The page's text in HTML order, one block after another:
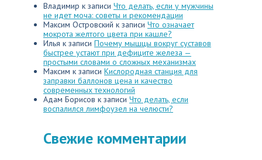
Владимир к записи Что делать, если у мужчины
не идет моча: советы и рекомендации
Максим Островский к записи Что означает
мокрота желтого цвета при кашле?
Илья к записи Почему мышцы вокруг суставов
быстрее устают при дефиците железа —
простыми словами о сложных механизмах
Максим к записи Кислородная станция для
заправки баллонов цена и качество
современных технологий
Адам Борисов к записи Что делать, если
воспалился лимфоузел на челюсти?
Свежие комментарии